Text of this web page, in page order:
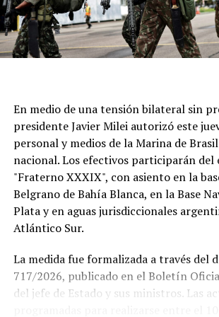
Si se concreta, la visita del Sumo
En medio de una tensión bilateral sin
presidente Javier Milei autorizó este
personal y medios de la Marina de
nacional. Los efectivos participarán
"Fraterno XXXIX", con asiento en la
Belgrano de Bahía Blanca, en la Base
Plata y en aguas jurisdiccionales
Atlántico Sur.
La medida fue formalizada a través del
717/2026, publicado en el Boletín
del jefe de Estado y sus ministros. Las